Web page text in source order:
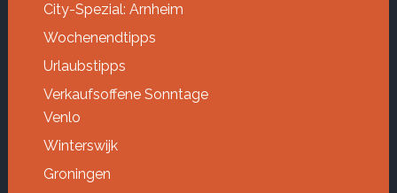
City-Spezial: Arnheim
Wochenendtipps
Urlaubstipps
Verkaufsoffene Sonntage
Venlo
Winterswijk
Groningen